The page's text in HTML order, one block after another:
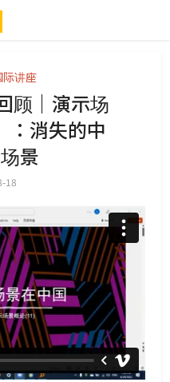
际讲座
顾｜演示场
：消失的中
景
18